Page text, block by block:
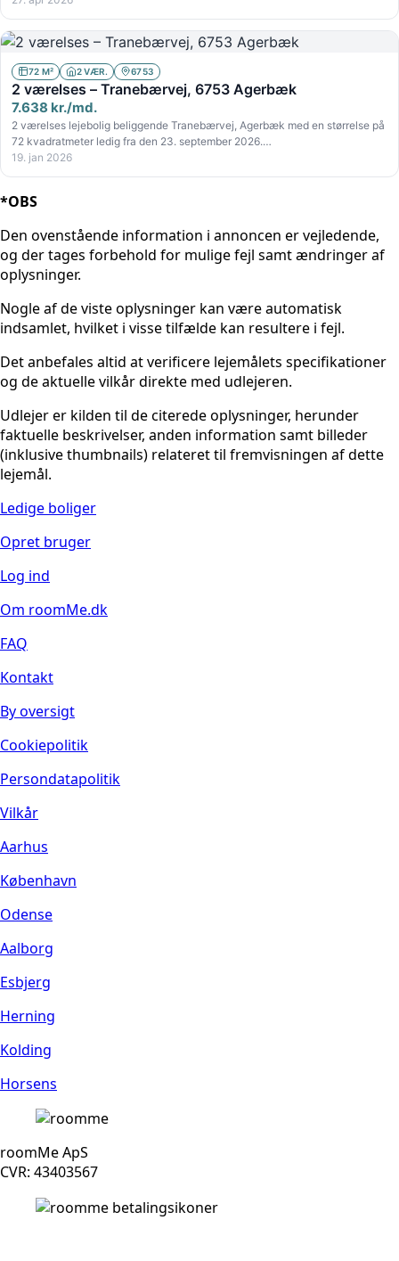
72 M² 2 VÆR. 6753
2 værelses – Tranebærvej, 6753 Agerbæk
7.638 kr./md.
2 værelses lejebolig beliggende Tranebærvej, Agerbæk med en størrelse på
72 kvadratmeter ledig fra den 23. september 2026.…
19. jan 2026
*OBS
Den ovenstående information i annoncen er vejledende,
og der tages forbehold for mulige fejl samt ændringer af
oplysninger.
Nogle af de viste oplysninger kan være automatisk
indsamlet, hvilket i visse tilfælde kan resultere i fejl.
Det anbefales altid at verificere lejemålets specifikationer
og de aktuelle vilkår direkte med udlejeren.
Udlejer er kilden til de citerede oplysninger, herunder
faktuelle beskrivelser, anden information samt billeder
(inklusive thumbnails) relateret til fremvisningen af dette
lejemål.
Ledige boliger
Opret bruger
Log ind
Om roomMe.dk
FAQ
Kontakt
By oversigt
Cookiepolitik
Persondatapolitik
Vilkår
Aarhus
København
Odense
Aalborg
Esbjerg
Herning
Kolding
Horsens
roomMe ApS
CVR: 43403567